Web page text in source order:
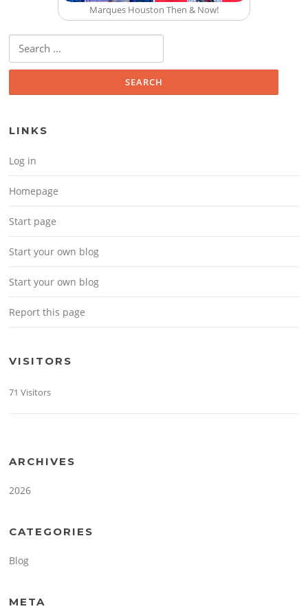
Marques Houston Then & Now!
Search for:
LINKS
Log in
Homepage
Start page
Start your own blog
Start your own blog
Report this page
VISITORS
71 Visitors
ARCHIVES
2026
CATEGORIES
Blog
META